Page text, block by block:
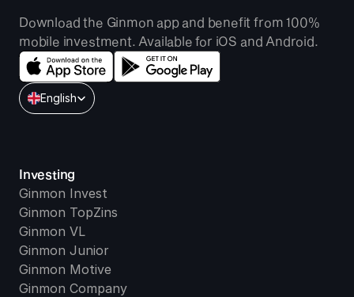
Download the Ginmon app and benefit from 100%
mobile investment. Available for iOS and Android.
Select Language
English
Investing
Ginmon Invest
Ginmon TopZins
Ginmon VL
Ginmon Junior
Ginmon Motive
Ginmon Company